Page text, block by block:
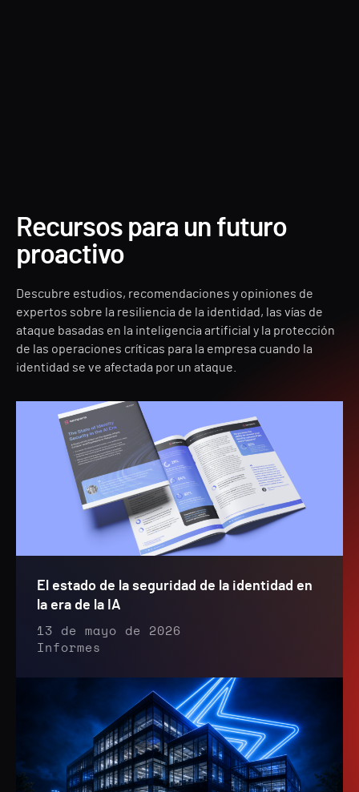
Recursos para un futuro
proactivo
Descubre estudios, recomendaciones y opiniones de
expertos sobre la resiliencia de la identidad, las vías de
ataque basadas en la inteligencia artificial y la protección
de las operaciones críticas para la empresa cuando la
identidad se ve afectada por un ataque.
El estado de la seguridad de la identidad en
la era de la IA
13 de mayo de 2026
Informes